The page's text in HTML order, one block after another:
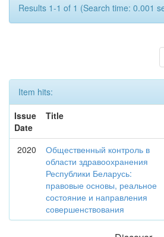
Results 1-1 of 1 (Search time: 0.001
Item hits:
Issue
Date
Title
2020
Общественный контроль в
области здравоохранения
Республики Беларусь:
правовые основы, реальное
состояние и направления
совершенствования